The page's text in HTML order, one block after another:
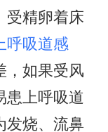
受精卵着床
呼吸道感
，如果受风
患上呼吸道
发烧、流鼻